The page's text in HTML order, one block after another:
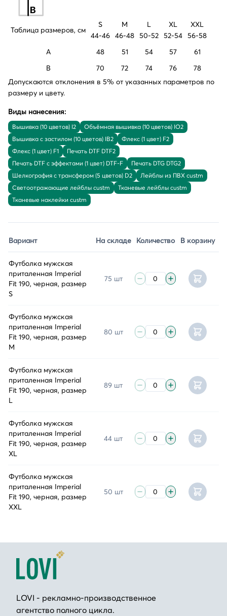
Таблица размеров, см
S
44-46
M
46-48
L
50-52
XL
52-54
XXL
56-58
A
48 51 54 57
61
B
70 72 74 76
78
Допускаются отклонения в 5% от указанных параметров по
размеру и цвету.
Виды нанесения:
Вышивка (10 цветов) I2
Объёмная вышивка (10 цветов) IO2
Вышивка с застилом (10 цветов) IB2
Флекс (1 цвет) F2
Флекс (1 цвет) F1
Печать DTF DTF2
Печать DTF с эффектами (1 цвет) DTF-F
Печать DTG DTG2
Шелкография с трансфером (5 цветов) D2
Лейблы из ПВХ custm
Светоотражающие лейблы custm
Тканевые лейблы custm
Тканевые наклейки custm
Вариант На складе Количество В корзину
Футболка мужская
приталенная Imperial
Fit 190, черная, размер
S
75 шт
Футболка мужская
приталенная Imperial
Fit 190, черная, размер
M
80 шт
Футболка мужская
приталенная Imperial
Fit 190, черная, размер
L
89 шт
Футболка мужская
приталенная Imperial
Fit 190, черная, размер
XL
44 шт
Футболка мужская
приталенная Imperial
Fit 190, черная, размер
XXL
50 шт
LOVI - рекламно-производственное
агентство полного цикла.